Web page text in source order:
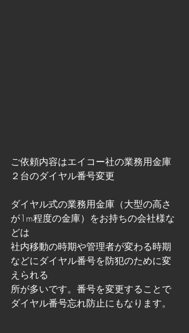
ご依頼内容はエイコー社の業務用金庫
２台のダイヤル番号変更
ダイヤル式の業務用金庫（大型の高さ
が1m程度の金庫）をお持ちの会社様な
どは
社内移動の時期や管理者が変わる時期
などにダイヤル番号を防犯のために変
えられる
所が多いです。番号を変更することで
ダイヤル番号忘れ防止にもなります。